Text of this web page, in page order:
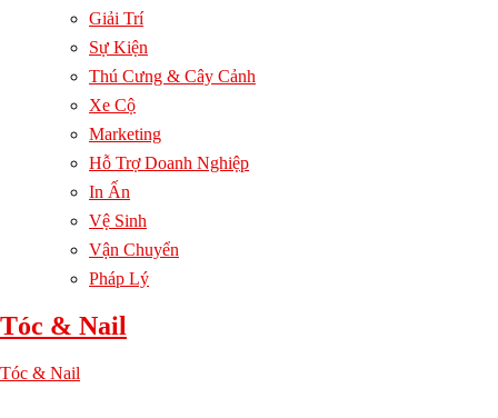
Giải Trí
Sự Kiện
Thú Cưng & Cây Cảnh
Xe Cộ
Marketing
Hỗ Trợ Doanh Nghiệp
In Ấn
Vệ Sinh
Vận Chuyển
Pháp Lý
Tóc & Nail
Tóc & Nail